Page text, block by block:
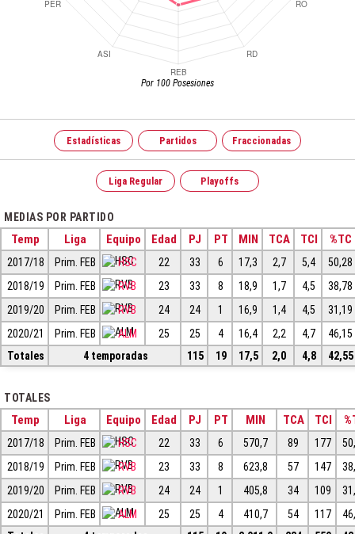
Por 100 Posesiones
Estadísticas Partidos Fraccionadas
Liga Regular Playoffs
MEDIAS POR PARTIDO
Temp Liga Equipo Edad PJ PT MIN TCA TCI %TC
2017/18 Prim. FEB HSC 22 33 6 17,3 2,7 5,4
50,28
2018/19
Prim. FEB RVB 23 33 8 18,9 1,7 4,5
38,78
2019/20
Prim. FEB RVB 24 24 1 16,9 1,4 4,5
31,19
2020/21
Prim. FEB ALM 25 25 4 16,4 2,2 4,7
46,15
Totales
4 temporadas 115 19 17,5 2,0 4,8 42,55
TOTALES
Temp Liga Equipo Edad PJ PT MIN TCA TCI
2017/18 Prim. FEB HSC 22 33 6 570,7 89 177
2018/19
Prim. FEB RVB 23 33 8 623,8 57 147
2019/20
Prim. FEB RVB 24 24 1 405,8 34 109
2020/21
Prim. FEB ALM 25 25 4 410,7 54 117